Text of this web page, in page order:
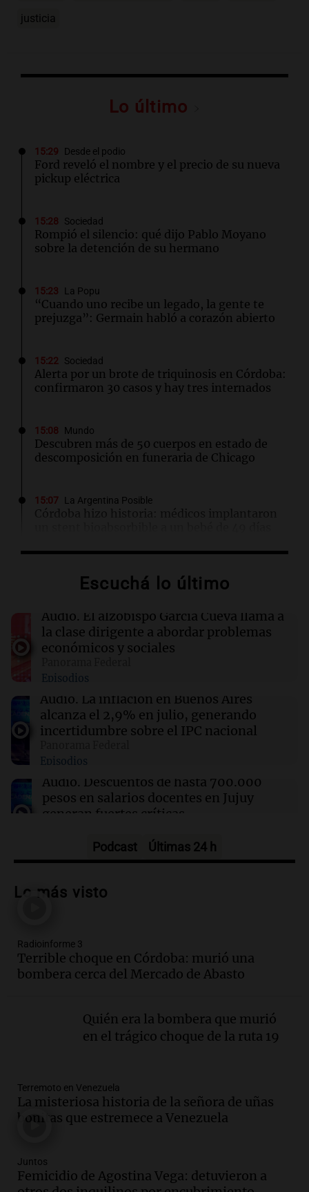
justicia
Lo último
15:29 Desde el podio
Ford reveló el nombre y el precio de su nueva
pickup eléctrica
15:28 Sociedad
Rompió el silencio: qué dijo Pablo Moyano
sobre la detención de su hermano
15:23 La Popu
“Cuando uno recibe un legado, la gente te
prejuzga”: Germain habló a corazón abierto
15:22 Sociedad
Alerta por un brote de triquinosis en Córdoba:
confirmaron 30 casos y hay tres internados
15:08 Mundo
Descubren más de 50 cuerpos en estado de
descomposición en funeraria de Chicago
15:07 La Argentina Posible
Córdoba hizo historia: médicos implantaron
La CAF respalda a Infantino tras el cierre del
15:02 Espectáculos
Emily Ceco desmiente romance con Roberto
15:00 Sociedad
Quiniela matutina: conocé los números
ganadores de hoy viernes 7 de agosto.
Escuchá lo último
Audio. El alzobispo García Cueva llama a
la clase dirigente a abordar problemas
económicos y sociales
Episodios
Audio. La inflación en Buenos Aires
alcanza el 2,9% en julio, generando
incertidumbre sobre el IPC nacional
Episodios
Audio. Descuentos de hasta 700.000
pesos en salarios docentes en Jujuy
generan fuertes críticas
Audio.Docentes de Jujuy denuncian
sus salarios y genera alarma
Audio.
fallece tras perder el control de su
vehículo
Docentes de Jujuy enfrentan
descuentos de hasta 700.000 pesos en
Panorama Federal
Episodios
Audio.La justicia reconoce el COVID
como enfermedad laboral tras caso de
Panorama Federal
Episodios
Podcast Últimas 24 h
Lo más visto
Radioinforme 3
Terrible choque en Córdoba: murió una
bombera cerca del Mercado de Abasto
Quién era la bombera que murió
en el trágico choque de la ruta 19
Terremoto en Venezuela
La misteriosa historia de la señora de uñas
bonitas que estremece a Venezuela
Juntos
Femicidio de Agostina Vega: detuvieron a